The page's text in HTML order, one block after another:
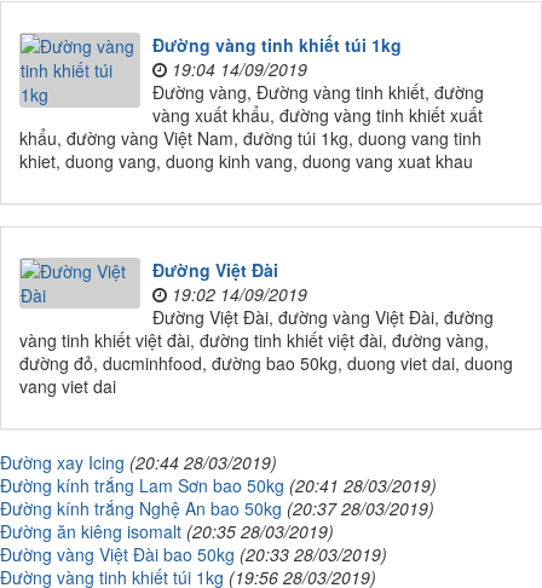
Đường vàng tinh khiết túi 1kg
19:04 14/09/2019
Đường vàng, Đường vàng tinh khiết, đường
vàng xuất khẩu, đường vàng tinh khiết xuất
khẩu, đường vàng Việt Nam, đường túi 1kg, duong vang tinh
khiet, duong vang, duong kinh vang, duong vang xuat khau
Đường Việt Đài
19:02 14/09/2019
Đường Việt Đài, đường vàng Việt Đài, đường
vàng tinh khiết việt đài, đường tinh khiết việt đài, đường vàng,
đường đỏ, ducminhfood, đường bao 50kg, duong viet dai, duong
vang viet dai
Đường xay Icing (20:44 28/03/2019)
Đường kính trắng Lam Sơn bao 50kg (20:41 28/03/2019)
Đường kính trắng Nghệ An bao 50kg (20:37 28/03/2019)
Đường ăn kiêng isomalt (20:35 28/03/2019)
Đường vàng Việt Đài bao 50kg (20:33 28/03/2019)
Đường vàng tinh khiết túi 1kg (19:56 28/03/2019)